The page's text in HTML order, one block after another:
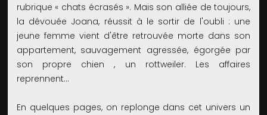
rubrique « chats écrasés ». Mais son alliée de toujours,
la dévouée Joana, réussit à le sortir de l'oubli : une
jeune femme vient d'être retrouvée morte dans son
appartement, sauvagement agressée, égorgée par
son propre chien , un rottweiler. Les affaires
reprennent...
En quelques pages, on replonge dans cet univers un